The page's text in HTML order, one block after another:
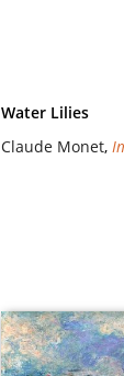
Water Lilies
Claude Monet,